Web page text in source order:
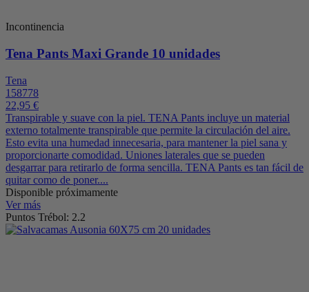
Incontinencia
Tena Pants Maxi Grande 10 unidades
Tena
158778
22,95 €
Transpirable y suave con la piel. TENA Pants incluye un material
externo totalmente transpirable que permite la circulación del aire.
Esto evita una humedad innecesaria, para mantener la piel sana y
proporcionarte comodidad. Uniones laterales que se pueden
desgarrar para retirarlo de forma sencilla. TENA Pants es tan fácil de
quitar como de poner....
Disponible próximamente
Ver más
Puntos Trébol: 2.2